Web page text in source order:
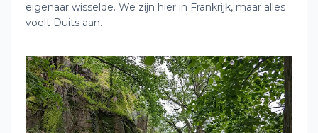
eigenaar wisselde. We zijn hier in Frankrijk, maar alles
voelt Duits aan.